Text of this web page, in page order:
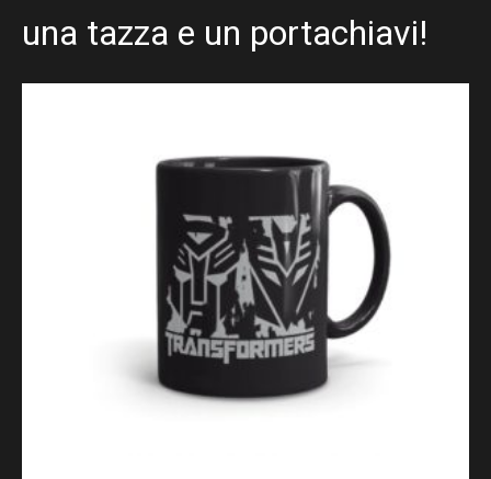
una tazza e un portachiavi!